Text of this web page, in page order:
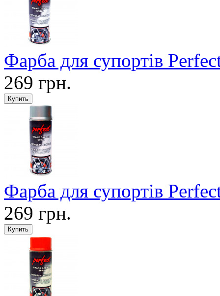
Фарба для супортів
269 грн.
Фарба для супортів
269 грн.